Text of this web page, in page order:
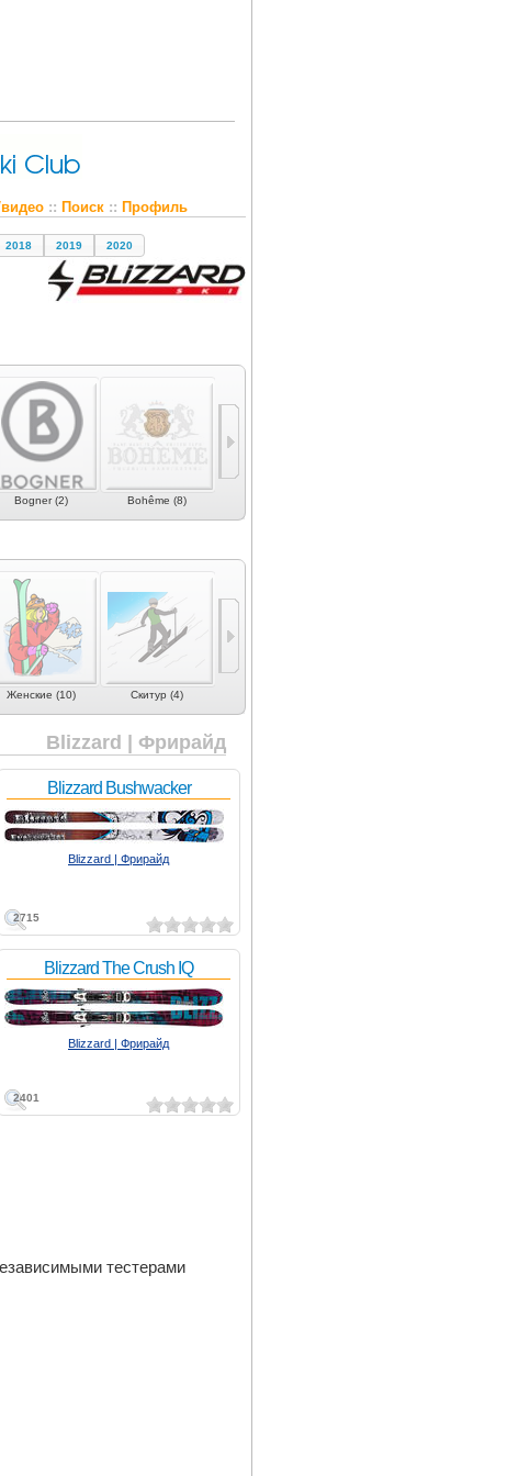
:: Поиск:: Профиль
2018 2019 2020
Bogner (2) Bohême (8)
Женские (10) Скитур (4)
Blizzard | Фрирайд
2715
Blizzard Bushwacker
Blizzard | Фрирайд
2401
Blizzard The Crush IQ
Blizzard | Фрирайд
тестерами